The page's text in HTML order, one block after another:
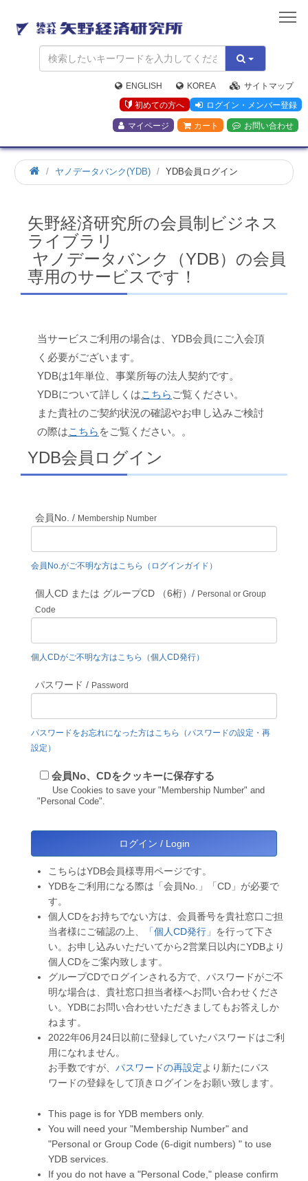
矢
野
経
済
研
究
所
ENGLISH KOREA
サイトマップ
初めての方へ
ログイン・メンバー登録
マイページ カート お問い合わせ
ホ
ー
ヤノデータバンク(YDB) YDB会員ログイン
矢野経済研究所の会員制ビジネス
ライブラリ
ヤノデータバンク（YDB）の会員
専用のサービスです！
当サービスご利用の場合は、YDB会員にご入会頂
く必要がございます。
YDBは1年単位、事業所毎の法人契約です。
YDBについて詳しくはこちら ご覧ください。
また貴社のご契約状況の確認やお申し込みご検討
の際はこちら をご覧ください。。
YDB会員ログイン
会員No. / Membership Number
会員No.がご不明な方はこちら（ログインガイド）
個人CD または グループCD （6桁）/ Personal or Group
Code
個人CDがご不明な方はこちら（個人CD発行）
パスワード / Password
パスワードをお忘れになった方はこちら（パスワードの設定・再
設定）
会員No、CDをクッキーに保存する
Use Cookies to save your "Membership Number" and
"Personal Code".
こちらはYDB会員様専用ページです。
YDBをご利用になる際は「会員No.」「CD」が必要で
す。
個人CDをお持ちでない方は、会員番号を貴社窓口ご担
当者様にご確認の上、
「個人CD発行」 を行って下さ
い。お申し込みいただいてから2営業日以内にYDBより
個人CDをご案内致します。
グループCDでログインされる方で、パスワードがご不
明な場合は、貴社窓口担当者様へお問い合わせくださ
い。YDBにお問い合わせいただきましてもお答えしか
ねます。
2022年06月24日以前に登録していたパスワードはご利
用になれません。
お手数ですが、 パスワードの再設定より新たにパス
ワードの登録をして頂きログインをお願い致します。
This page is for YDB members only.
You will need your "Membership Number" and
"Personal or Group Code (6-digit numbers) " to use
YDB services.
If you do not have a "Personal Code," please confirm